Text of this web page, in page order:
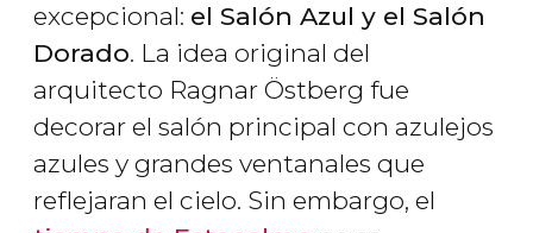
excepcional: el Salón Azul y el Salón
Dorado. La idea original del
arquitecto Ragnar Östberg fue
decorar el salón principal con azulejos
azules y grandes ventanales que
reflejaran el cielo. Sin embargo, el